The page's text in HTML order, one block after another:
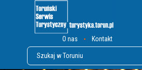
O nas Kontakt